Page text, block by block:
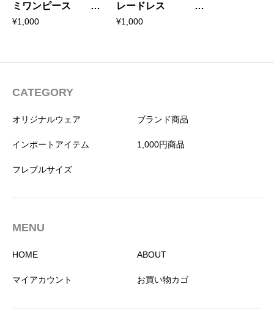
ミワンピース
1009
¥1,000
レードレス
1027
¥1,000
CATEGORY
オリジナルウェア ブランド商品
インポートアイテム 1,000円商品
フレブルサイズ
MENU
HOME ABOUT
マイアカウント お買い物カゴ